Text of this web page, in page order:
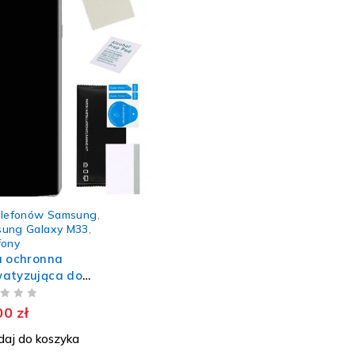
Samsung
Galaxy M33
ochronna
do
Galaxy M33
na ekran
zł
do koszyka